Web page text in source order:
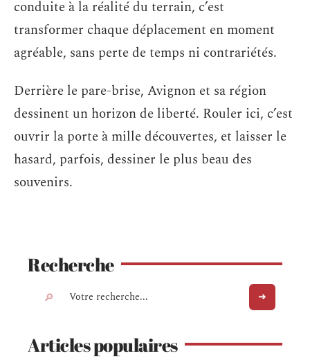
conduite à la réalité du terrain, c’est
transformer chaque déplacement en moment
agréable, sans perte de temps ni contrariétés.
Derrière le pare-brise, Avignon et sa région
dessinent un horizon de liberté. Rouler ici, c’est
ouvrir la porte à mille découvertes, et laisser le
hasard, parfois, dessiner le plus beau des
souvenirs.
Recherche
Articles populaires